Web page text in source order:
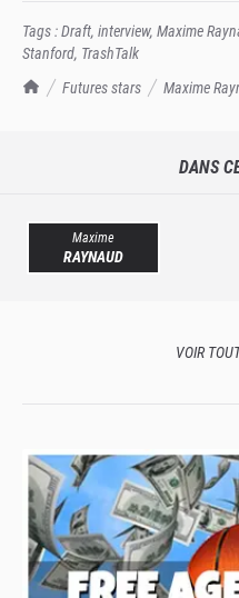
TrashTalk Actu NBA
Futures stars
Maxime
Tags :Draft, interview, Maxime
Stanford, TrashTalk
DANS
Maxime
RAYNAUD
VOIR